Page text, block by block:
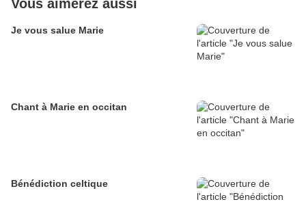
Vous aimerez aussi
Je vous salue Marie
Chant à Marie en occitan
Bénédiction celtique